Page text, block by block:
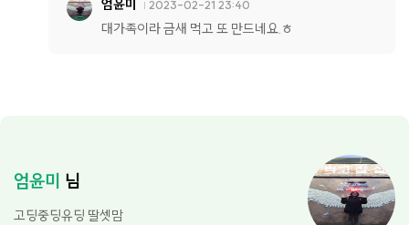
엄윤미 2023-02-21 23:40
대가족이라 금새 먹고 또 만드네요.ㅎ
엄윤미 님
고딩중딩유딩 딸셋맘